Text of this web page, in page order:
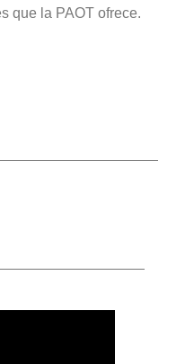
que la PAOT ofrece.